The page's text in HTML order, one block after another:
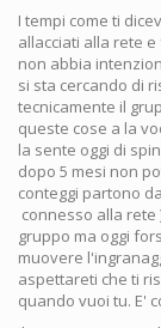
I tempi come ti
allacciati alla rete
non abbia
si sta cercando di
tecnicamente il
queste cose a la
la sente oggi di
dopo 5 mesi non
conteggi partono
connesso alla
gruppo ma oggi
muovere
aspettareti che ti
quando vuoi tu. E'